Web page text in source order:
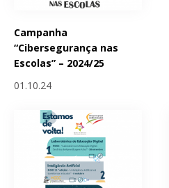
Campanha
“Cibersegurança nas
Escolas” – 2024/25
01.10.24